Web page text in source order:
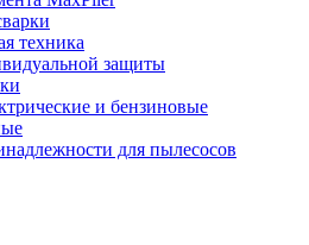
техника
защиты
и бензиновые
для пылесосов